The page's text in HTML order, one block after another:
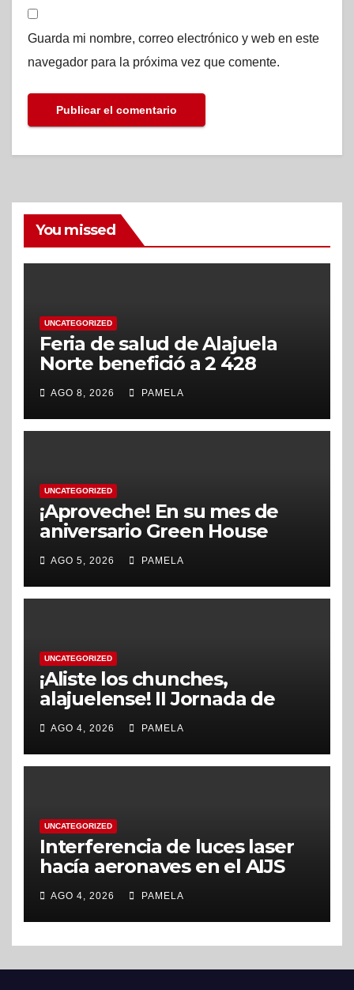
Guarda mi nombre, correo electrónico y web en este
navegador para la próxima vez que comente.
You missed
UNCATEGORIZED
Feria de salud de Alajuela
Norte benefició a 2 428
AGO 8, 2026 PAMELA
UNCATEGORIZED
¡Aproveche! En su mes de
aniversario Green House
en nuevas matrículas,
durante agosto
AGO 5, 2026 PAMELA
UNCATEGORIZED
¡Aliste los chunches,
alajuelense! II Jornada de
Tradicionales se realizará en
setiembre
AGO 4, 2026 PAMELA
UNCATEGORIZED
Interferencia de luces laser
hacía aeronaves en el AIJS
AGO 4, 2026 PAMELA